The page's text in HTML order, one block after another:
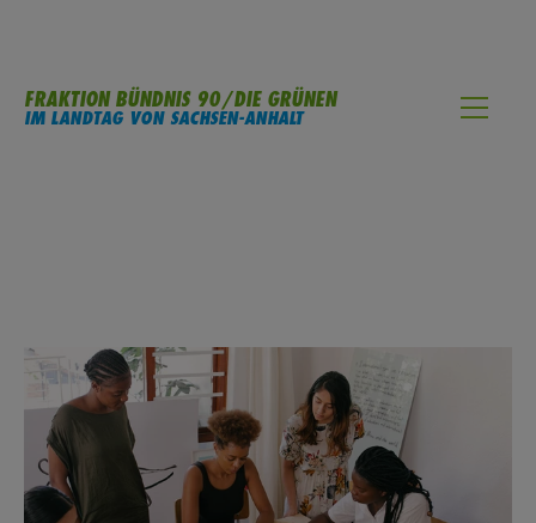
FRAKTION BÜNDNIS 90/DIE GRÜNEN
IM LANDTAG VON SACHSEN-ANHALT